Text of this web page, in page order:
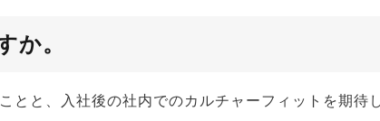
か。
とと、入社後の社内でのカルチャーフィットを期待